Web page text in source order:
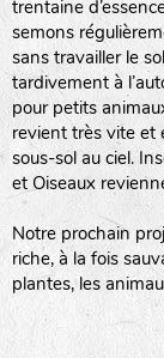
trentaine
semons
sans travailler le
tardivement à
pour petits
revient très vite et
sous-sol au ciel.
et Oiseaux
Notre prochain
riche, à la fois
plantes, les